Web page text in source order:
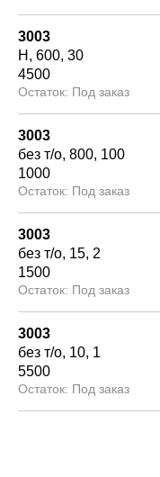
3003
Н
600 30
4500
Под заказ
3003
без т/о 800 100
1000
Под заказ
3003
без т/о 15 2
1500
Под заказ
3003
без т/о 10 1
5500
Под заказ